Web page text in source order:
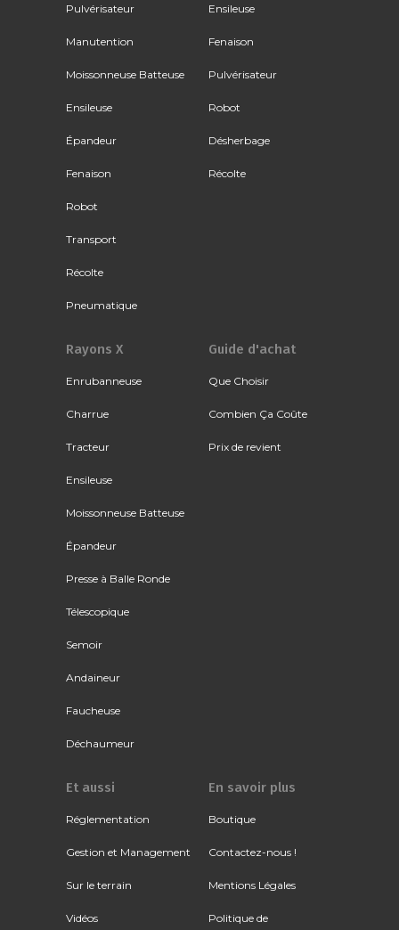
Pulvérisateur
Manutention
Moissonneuse Batteuse
Ensileuse
Épandeur
Fenaison
Robot
Transport
Récolte
Pneumatique
Ensileuse
Fenaison
Pulvérisateur
Robot
Désherbage
Récolte
Rayons X
Enrubanneuse
Charrue
Tracteur
Ensileuse
Moissonneuse Batteuse
Épandeur
Presse à Balle Ronde
Télescopique
Semoir
Andaineur
Faucheuse
Déchaumeur
Guide d'achat
Que Choisir
Combien Ça Coûte
Prix de revient
Et aussi
Réglementation
Gestion et Management
Sur le terrain
Vidéos
En savoir plus
Boutique
Contactez-nous !
Mentions Légales
Politique de